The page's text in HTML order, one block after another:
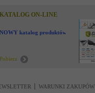
KATALOG ON-LINE
NOWY katalog produktów !
Pobierz
WARUNKI ZAKUPÓW